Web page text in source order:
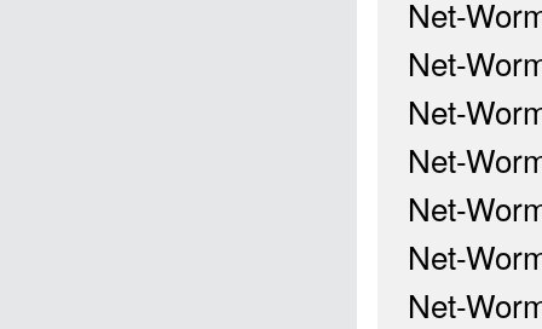
Net-
Net-
Net-
Net-
Net-
Net-
Net-